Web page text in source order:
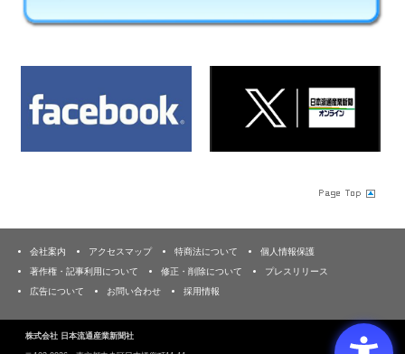
会社案内 アクセスマップ 特商法について
個人情報保護
著作権・記事利用について
修正・削除について
プレスリリース
広告について
お問い合わせ 採用情報
株式会社 日本流通産業新聞社